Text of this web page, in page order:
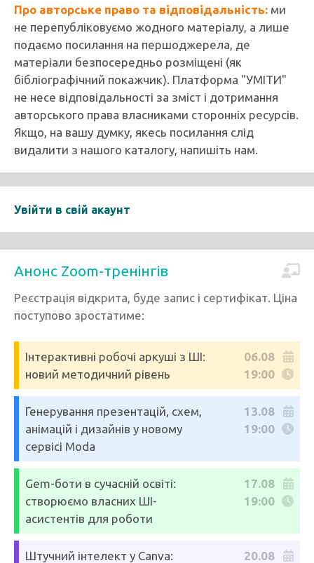
Про авторське право та відповідальність: ми
не перепубліковуємо жодного матеріалу, а лише
подаємо посилання на першоджерела, де
матеріали безпосередньо розміщені (як
бібліографічний покажчик). Платформа "УМІТИ"
не несе відповідальності за зміст і дотримання
авторського права власниками сторонніх ресурсів.
Якщо, на вашу думку, якесь посилання слід
видалити з нашого каталогу, напишіть нам.
Увійти в свій акаунт
Анонс Zoom-тренінгів
Реєстрація відкрита, буде запис і сертифікат. Ціна
поступово зростатиме:
Інтерактивні робочі аркуші з ШІ:
новий методичний рівень
06.08
19:00
Генерування презентацій, схем,
анімацій і дизайнів у новому
сервісі Moda
13.08
19:00
Gem-боти в сучасній освіті:
створюємо власних ШІ-
асистентів для роботи
17.08
19:00
Штучний інтелект у Canva:
20.08